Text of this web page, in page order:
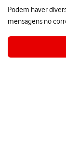
Podem haver
mensagens no